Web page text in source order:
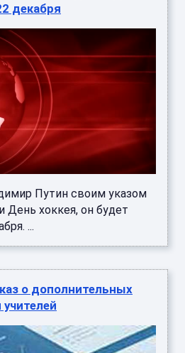
декабря
Путин своим указом
День хоккея, он будет
...
о дополнительных